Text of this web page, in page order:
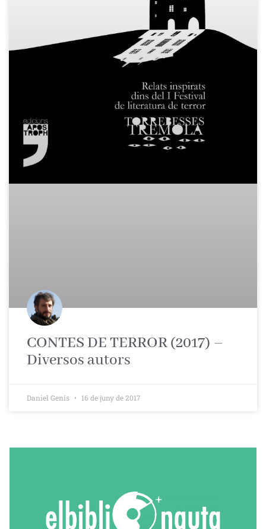
CONTES DE TERROR (2017) –
Diversos autors
Daniel Genís 16 de juny de 2017